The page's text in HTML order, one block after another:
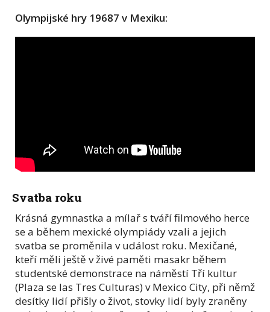
Olympijské hry 19687 v Mexiku:
Svatba roku
Krásná gymnastka a mílař s tváří filmového herce
se a během mexické olympiády vzali a jejich
svatba se proměnila v událost roku. Mexičané,
kteří měli ještě v živé paměti masakr během
studentské demonstrace na náměstí Tří kultur
(Plaza se las Tres Culturas) v Mexico City, při němž
desítky lidí přišly o život, stovky lidí byly zraněny